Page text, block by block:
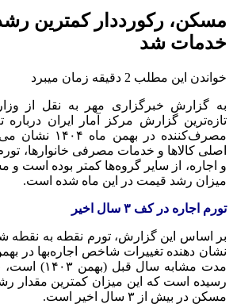
مسکن، رکورددار کمترین
خدمات شد
خواندن این مطلب 2 دقیقه زمان میبرد
به گزارش خبرگزاری مهر به نقل از
تازه‌ترین گزارش مرکز آمار ایران
اصلی کالاها و خدمات مصرفی خانوارها،
و اجاره، از سایر گروه‌ها کمتر بوده است و
میزان رشد قیمت در این ماه شده است.
تورم اجاره در کف ۳ سال اخیر
بر اساس این گزارش، تورم نقطه به
نشان دهنده تغییرات شاخص اجاره‌بها در
رسیده است که این میزان کمترین مقدار
مسکن در بیش از ۳ سال اخیر است.